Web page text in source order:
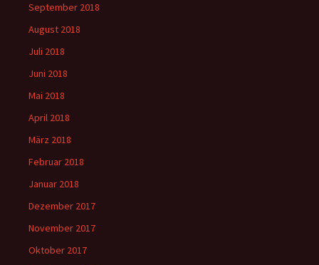
September 2018
August 2018
Juli 2018
Juni 2018
Mai 2018
April 2018
März 2018
Februar 2018
Januar 2018
Dezember 2017
November 2017
Oktober 2017